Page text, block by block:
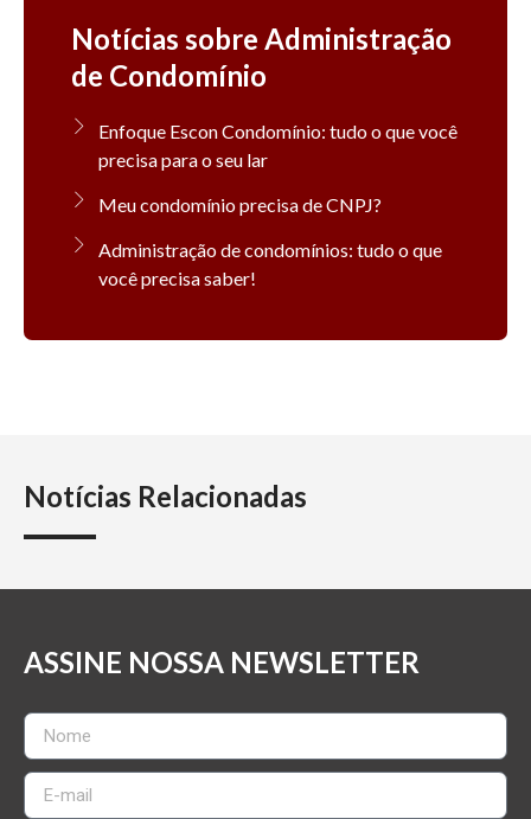
Notícias sobre Administração
de Condomínio
Enfoque Escon Condomínio: tudo o que você
precisa para o seu lar
Meu condomínio precisa de CNPJ?
Administração de condomínios: tudo o que
você precisa saber!
Notícias Relacionadas
ASSINE NOSSA NEWSLETTER